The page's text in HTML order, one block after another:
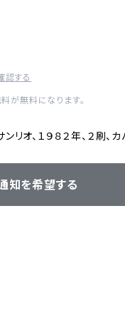
認する
が無料になります。
リオ、１９８２年、２刷、カ
知を希望する